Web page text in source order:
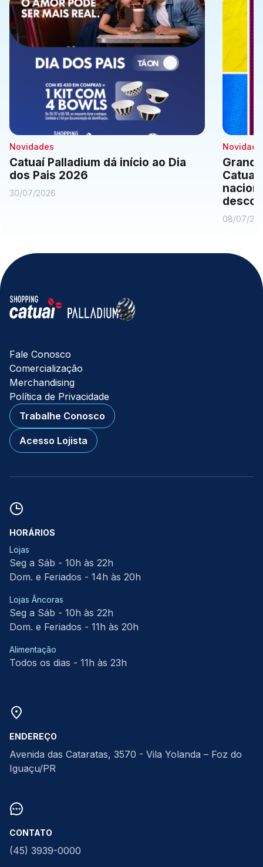
Novidades
Catuaí Palladium dá início ao Dia
dos Pais 2026
30/07/2026
Catuaí
08/07/
Fale Conosco
Comercialização
Merchandising
Política de Privacidade
Trabalhe Conosco
Acesso Lojista
HORÁRIOS
Lojas
Seg a Sáb - 10h às 22h
Dom. e Feriados - 14h às 20h
Lojas Âncoras
Seg a Sáb - 10h às 22h
Dom. e Feriados - 11h às 20h
Alimentação
Todos os dias - 11h às 23h
ENDEREÇO
Avenida das Cataratas, 3570 - Vila Yolanda – Foz do
Iguaçu/PR
CONTATO
(45) 3939-0000